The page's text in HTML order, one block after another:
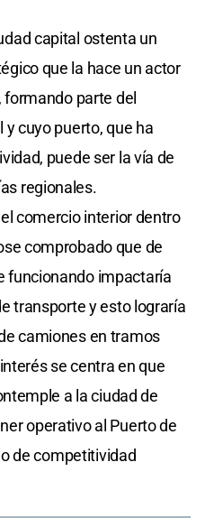
capital ostenta un
que la hace un actor
formando parte del
cuyo puerto, que ha
puede ser la vía de
regionales.
comercio interior dentro
comprobado que de
funcionando impactaría
transporte y esto lograría
camiones en tramos
se centra en que
a la ciudad de
operativo al Puerto de
de competitividad